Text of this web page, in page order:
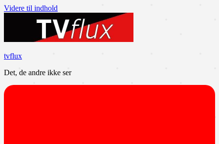
Videre til indhold
tvflux
Det, de andre ikke ser